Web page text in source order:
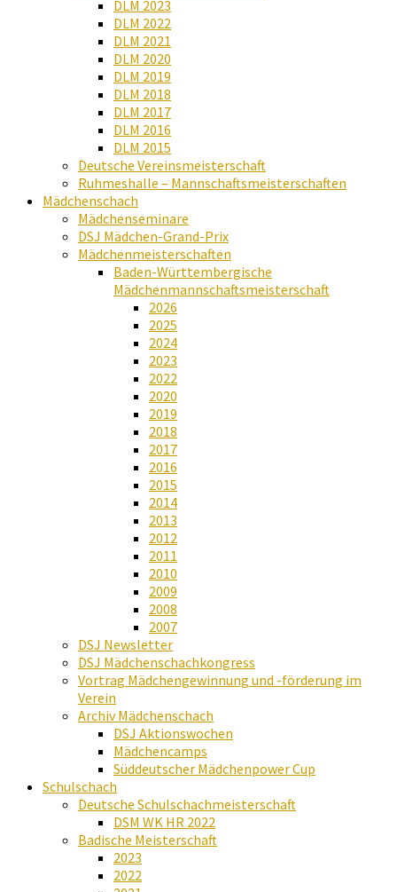
DLM 2023
DLM 2022
DLM 2021
DLM 2020
DLM 2019
DLM 2018
DLM 2017
DLM 2016
DLM 2015
Deutsche Vereinsmeisterschaft
Ruhmeshalle – Mannschaftsmeisterschaften
Mädchenschach
Mädchenseminare
DSJ Mädchen-Grand-Prix
Mädchenmeisterschaften
Baden-Württembergische
Mädchenmannschaftsmeisterschaft
2026
2025
2024
2023
2022
2020
2019
2018
2017
2016
2015
2014
2013
2012
2011
2010
2009
2008
2007
DSJ Newsletter
DSJ Mädchenschachkongress
Vortrag Mädchengewinnung und -förderung im
Verein
Archiv Mädchenschach
DSJ Aktionswochen
Mädchencamps
Süddeutscher Mädchenpower Cup
Schulschach
Deutsche Schulschachmeisterschaft
DSM WK HR 2022
Badische Meisterschaft
2023
2022